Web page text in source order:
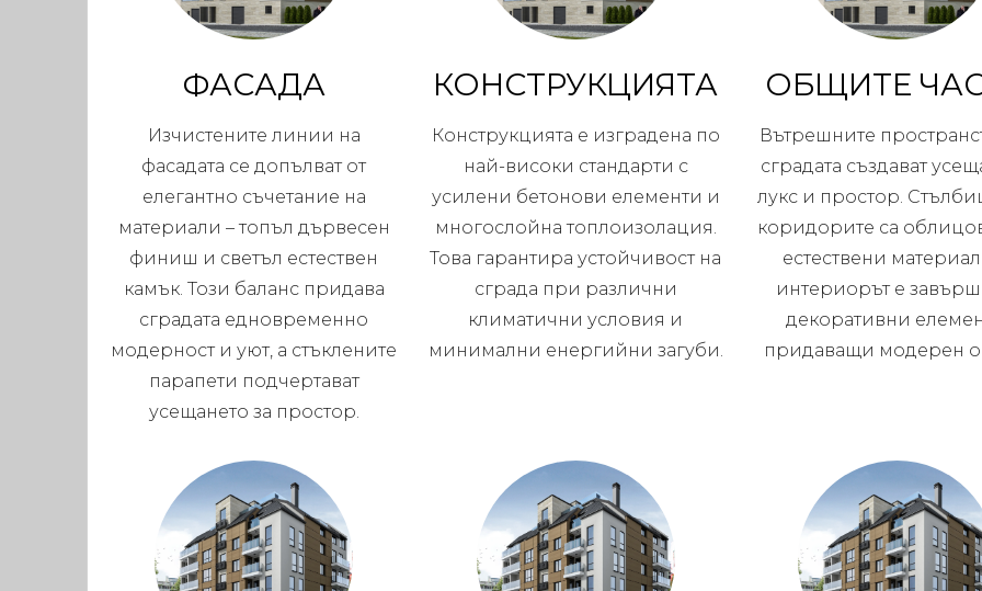
ФАСАДА
Изчистените линии на
фасадата се допълват от
елегантно съчетание на
материали – топъл дървесен
финиш и светъл естествен
камък. Този баланс придава
сградата едновременно
модерност и уют, а стъклените
парапети подчертават
усещането за простор.
КОНСТРУКЦИЯТА
Конструкцията е изградена по
най-високи стандарти с
усилени бетонови елементи и
многослойна топлоизолация.
Това гарантира устойчивост на
сграда при различни
климатични условия и
минимални енергийни загуби.
ОБЩИТЕ
Вътрешните
сградата създават
лукс и простор.
коридорите са
естествени
интериорът е
декоративни
придаващи модерен